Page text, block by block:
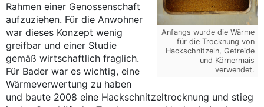
Anfangs wurde die Wärme
für die Trocknung von
Hackschnitzeln, Getreide
und Körnermais
verwendet.
Rahmen einer Genossenschaft
aufzuziehen. Für die Anwohner
war dieses Konzept wenig
greifbar und einer Studie
gemäß wirtschaftlich fraglich.
Für Bader war es wichtig, eine
Wärmeverwertung zu haben
und baute 2008 eine Hackschnitzeltrocknung und stieg